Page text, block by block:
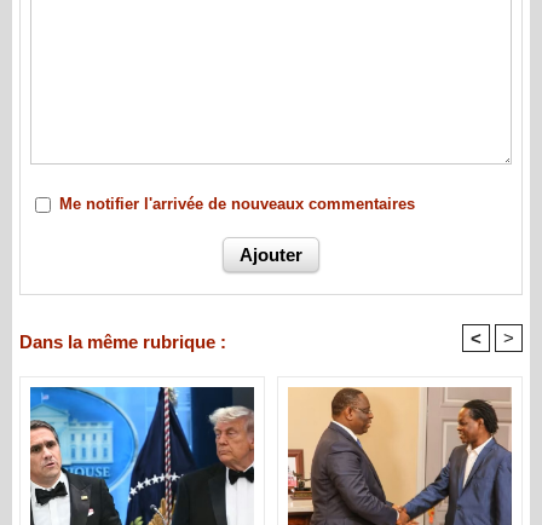
Me notifier l'arrivée de nouveaux commentaires
Dans la même rubrique : < >